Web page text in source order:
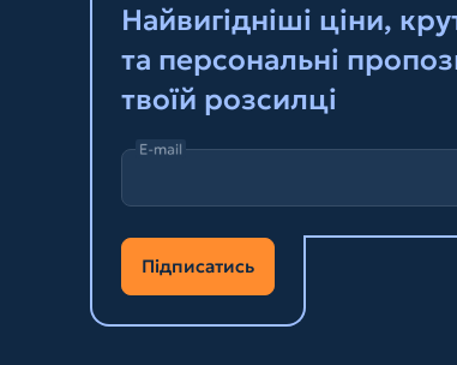
Найвигідніші ціни,
та персональні
твоїй розсилці
E-mail
Підписатись